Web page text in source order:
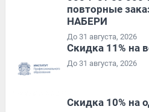
повторные
НАБЕРИ
До 31 августа, 2026
Скидка 11% на
До 31 августа, 2026
Скидка 10% на